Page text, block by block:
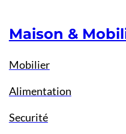
Maison &
Mobilier
Alimentation
Securité